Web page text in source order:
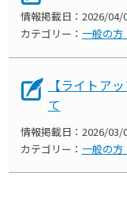
情報掲載日： 2026/04/
カテゴリー： 一般の方
【ライトア
て
情報掲載日： 2026/03/
カテゴリー： 一般の方